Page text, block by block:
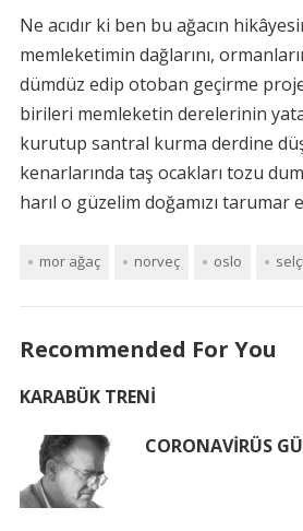
Ne acıdır ki ben bu ağacın
memleketimin dağlarını,
dümdüz edip otoban geçirme
birileri memleketin derelerinin
kurutup santral kurma derdine
kenarlarında taş ocakları tozu
harıl o güzelim doğamızı tarumar
mor ağaç norveç oslo
Recommended For You
KARABÜK TRENİ
CORONAVİRÜS